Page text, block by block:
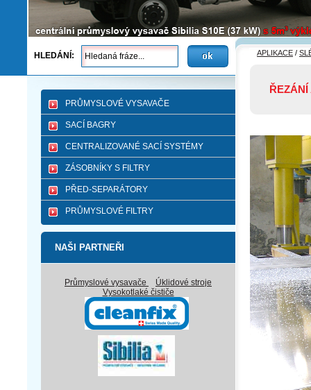
HLEDÁNÍ:
PRŮMYSLOVÉ VYSAVAČE
SACÍ BAGRY
CENTRALIZOVANÉ SACÍ SYSTÉMY
ZÁSOBNÍKY S FILTRY
PŘED-SEPARÁTORY
PRŮMYSLOVÉ FILTRY
NAŠI PARTNEŘI
Průmyslové vysavače
Úklidové stroje
Vysokotlaké čističe
APLIKACE /